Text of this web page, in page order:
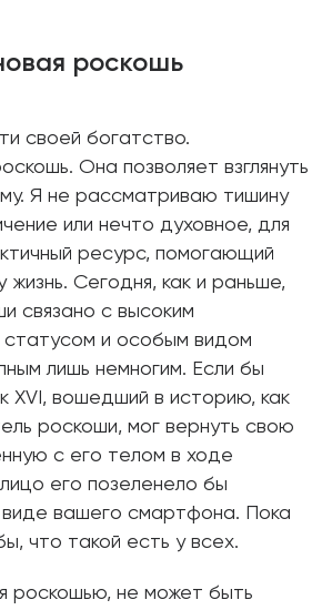
роскошь
своей богатство.
Она позволяет взглянуть
Я не рассматриваю тишину
или нечто духовное, для
ресурс, помогающий
жизнь. Сегодня, как и раньше,
связано с высоким
и особым видом
лишь немногим. Если бы
XVI, вошедший в историю, как
роскоши, мог вернуть свою
с его телом в ходе
его позеленело бы
виде вашего смартфона. Пока
что такой есть у всех.
роскошью, не может быть